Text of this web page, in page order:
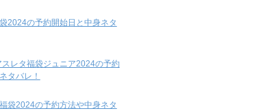
2024の予約開始日と中身ネタ
スレタ福袋ジュニア2024の予約
タバレ！
袋2024の予約方法や中身ネタ